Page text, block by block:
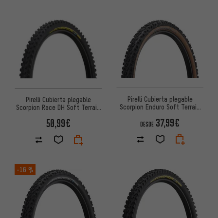
Pirelli Cubierta plegable
Scorpion Race DH Soft Terrain
50,99€
Pirelli Cubierta plegable
Scorpion Enduro Soft Terrain
DESDE 37,99€
-16 %